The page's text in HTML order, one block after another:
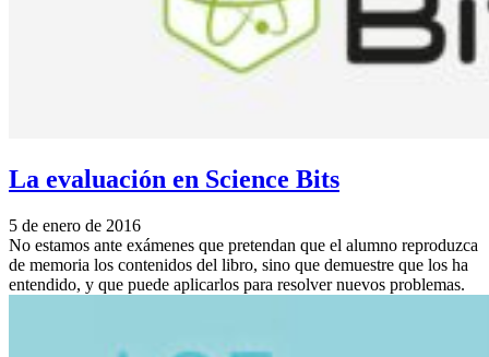
La evaluación en Science Bits
5 de enero de 2016
No estamos ante exámenes que pretendan que el alumno reproduzca
de memoria los contenidos del libro, sino que demuestre que los ha
entendido, y que puede aplicarlos para resolver nuevos problemas.